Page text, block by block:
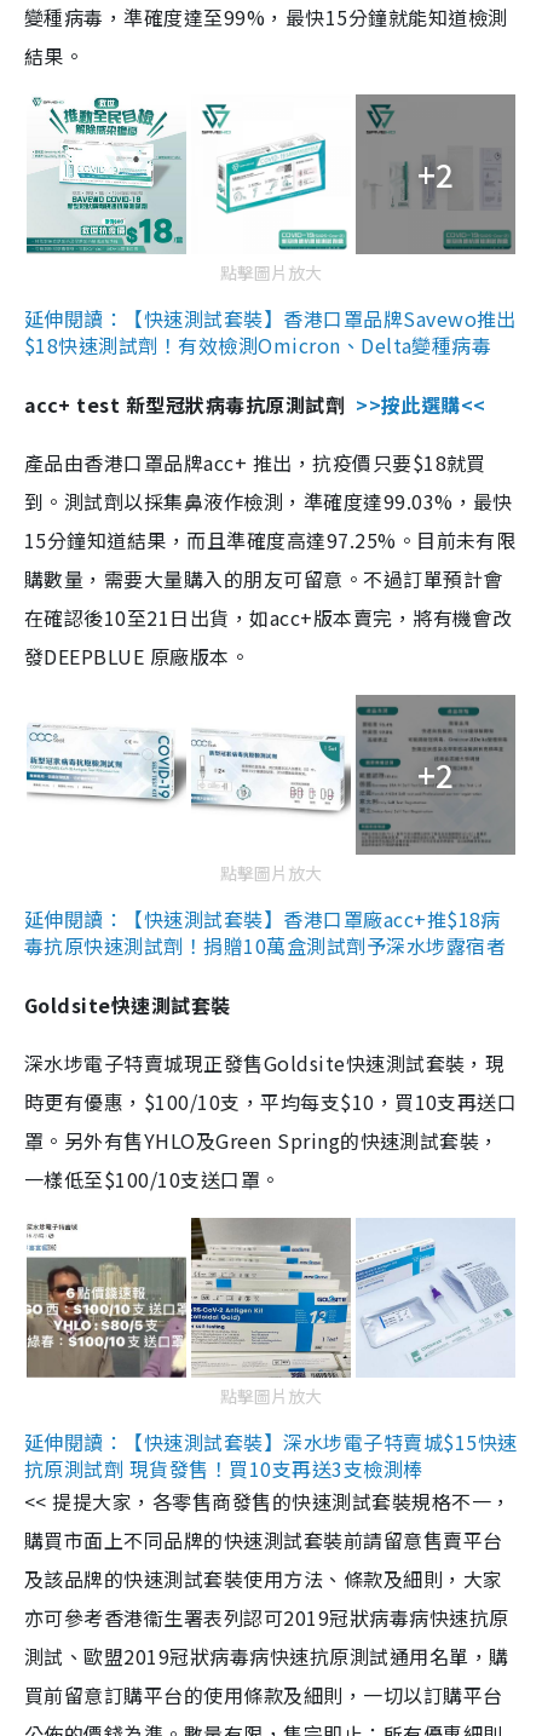
變種病毒，準確度達至99%，最快15分鐘就能知道檢測
結果。
+2
點擊圖片放大
延伸閱讀：【快速測試套裝】香港口罩品牌Savewo推出
$18快速測試劑！有效檢測Omicron、Delta變種病毒
acc+ test 新型冠狀病毒抗原測試劑 >>按此選購<<
產品由香港口罩品牌acc+ 推出，抗疫價只要$18就買
到。測試劑以採集鼻液作檢測，準確度達99.03%，最快
15分鐘知道結果，而且準確度高達97.25%。目前未有限
購數量，需要大量購入的朋友可留意。不過訂單預計會
在確認後10至21日出貨，如acc+版本賣完，將有機會改
發DEEPBLUE 原廠版本。
+2
點擊圖片放大
延伸閱讀：【快速測試套裝】香港口罩廠acc+推$18病
毒抗原快速測試劑！捐贈10萬盒測試劑予深水埗露宿者
Goldsite快速測試套裝
深水埗電子特賣城現正發售Goldsite快速測試套裝，現
時更有優惠，$100/10支，平均每支$10，買10支再送口
罩。另外有售YHLO及Green Spring的快速測試套裝，
一樣低至$100/10支送口罩。
點擊圖片放大
延伸閱讀：【快速測試套裝】深水埗電子特賣城$15快速
抗原測試劑 現貨發售！買10支再送3支檢測棒
<< 提提大家，各零售商發售的快速測試套裝規格不一，
購買市面上不同品牌的快速測試套裝前請留意售賣平台
及該品牌的快速測試套裝使用方法、條款及細則，大家
亦可參考香港衞生署表列認可2019冠狀病毒病快速抗原
測試、歐盟2019冠狀病毒病快速抗原測試通用名單，購
買前留意訂購平台的使用條款及細則，一切以訂購平台